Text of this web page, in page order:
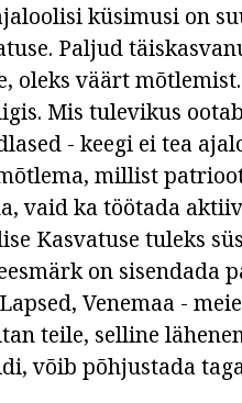
küsimusi on
Paljud
oleks väärt
Mis tulevikus
- keegi ei tea
millist
vaid ka töötada
Kasvatuse tuleks
on sisendada
Venemaa -
teile, selline
võib põhjustada